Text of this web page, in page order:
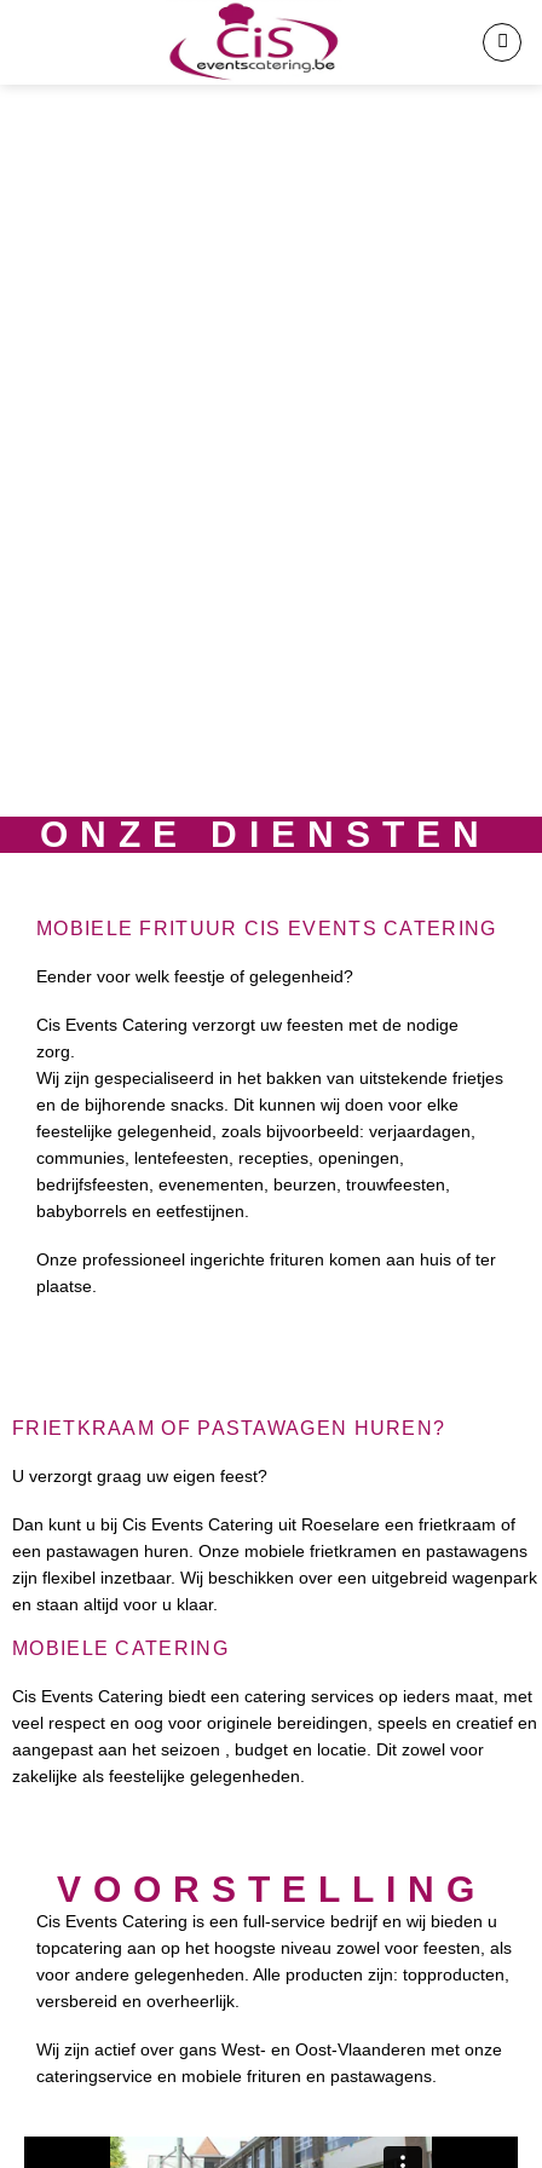
ONZE DIENSTEN
MOBIELE FRITUUR CIS EVENTS CATERING
Eender voor welk feestje of gelegenheid?
Cis Events Catering verzorgt uw feesten met de nodige
zorg.
Wij zijn gespecialiseerd in het bakken van uitstekende frietjes
en de bijhorende snacks. Dit kunnen wij doen voor elke
feestelijke gelegenheid, zoals bijvoorbeeld: verjaardagen,
communies, lentefeesten, recepties, openingen,
bedrijfsfeesten, evenementen, beurzen, trouwfeesten,
babyborrels en eetfestijnen.
Onze professioneel ingerichte frituren komen aan huis of ter
plaatse.
FRIETKRAAM OF PASTAWAGEN HUREN?
U verzorgt graag uw eigen feest?
Dan kunt u bij Cis Events Catering uit Roeselare een frietkraam of
een pastawagen huren. Onze mobiele frietkramen en pastawagens
zijn flexibel inzetbaar. Wij beschikken over een uitgebreid wagenpark
en staan altijd voor u klaar.
MOBIELE CATERING
Cis Events Catering biedt een catering services op ieders maat, met
veel respect en oog voor originele bereidingen, speels en creatief en
aangepast aan het seizoen , budget en locatie. Dit zowel voor
zakelijke als feestelijke gelegenheden.
VOORSTELLING
Cis Events Catering is een full-service bedrijf en wij bieden u
topcatering aan op het hoogste niveau zowel voor feesten, als
voor andere gelegenheden. Alle producten zijn: topproducten,
versbereid en overheerlijk.
Wij zijn actief over gans West- en Oost-Vlaanderen met onze
cateringservice en mobiele frituren en pastawagens.